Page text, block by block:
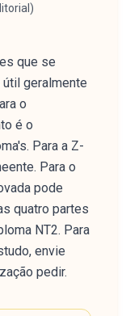
)
que se
geralmente
o
é o
Para a Z-
Para o
pode
quatro partes
NT2. Para
envie
pedir.